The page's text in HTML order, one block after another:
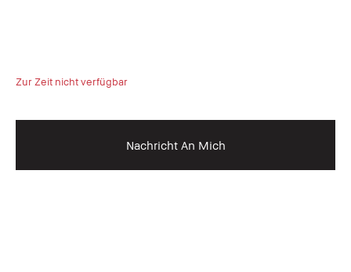
Zur Zeit nicht verfügbar
Nachricht An Mich